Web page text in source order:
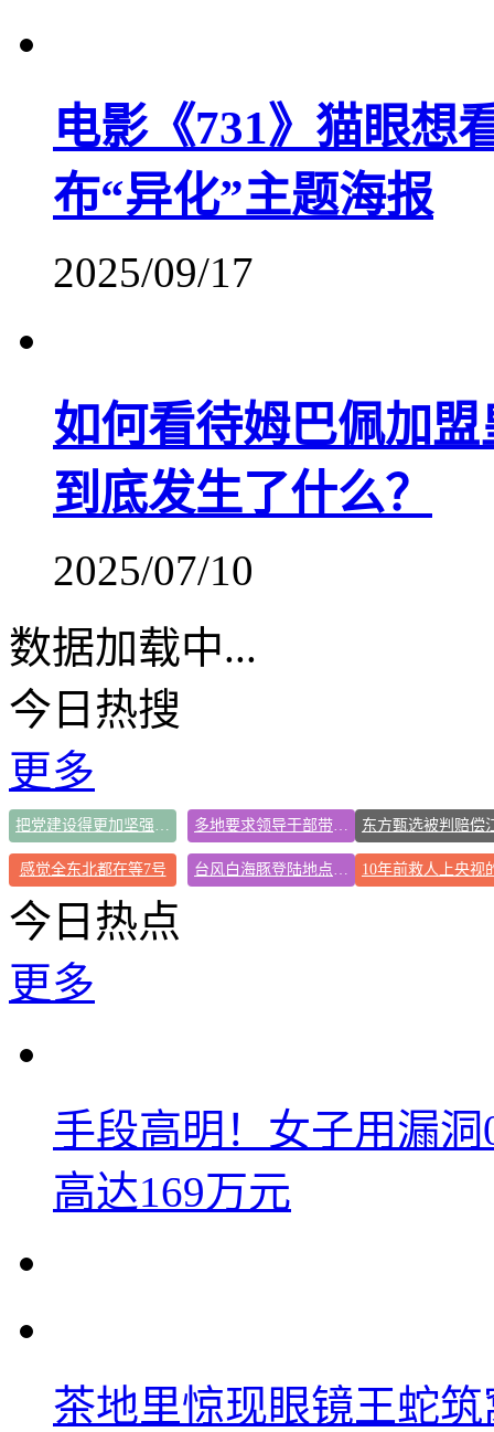
电影《731》猫眼想
布“异化”主题海报
2025/09/17
如何看待姆巴佩加
到底发生了什么？
2025/07/10
数据加载中...
今日热搜
更多
把党建设得更加坚强有力 多地要求领导干部带头休假
感觉全东北都在等7号 台风白海豚登陆地点更新
今日热点
更多
手段高明！女子用漏
高达169万元
茶地里惊现眼镜王蛇